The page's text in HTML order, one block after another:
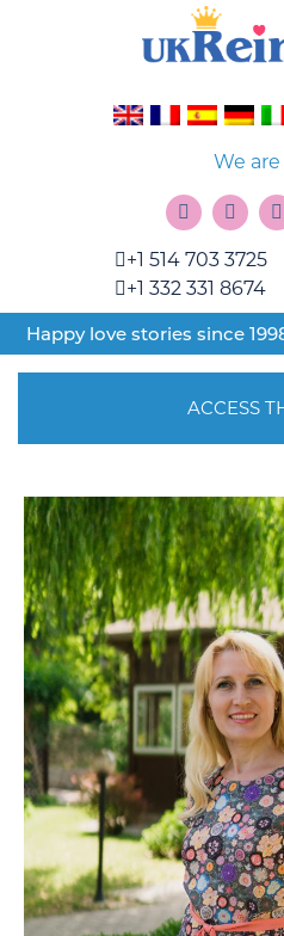
We are
+1 514 703 3725
+1 332 331 8674
Happy love stories since
ACCESS